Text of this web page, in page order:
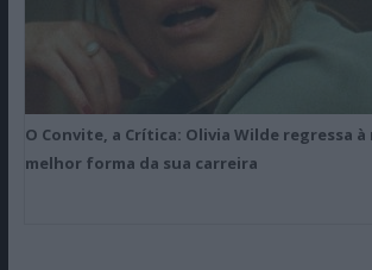
O Convite, a Crítica: Olivia Wilde regressa
melhor forma da sua carreira